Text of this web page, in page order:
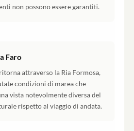
non possono essere garantiti.
Faro
attraverso la Ria Formosa,
condizioni di marea che
vista notevolmente diversa del
rispetto al viaggio di andata.